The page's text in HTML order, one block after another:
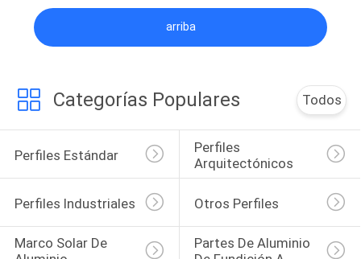
arriba
Categorías Populares Todos
Perfiles Estándar
Perfiles
Arquitectónicos
Perfiles Industriales Otros Perfiles
Marco Solar De
Partes De Aluminio